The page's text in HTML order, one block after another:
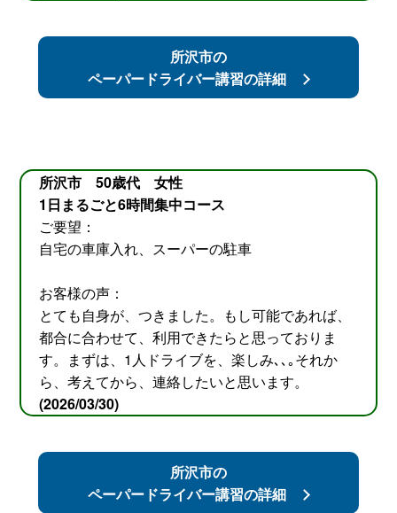
所沢市の
ペーパードライバー講習の詳細
所沢市 50歳代 女性
1日まるごと6時間集中コース
ご要望：
自宅の車庫入れ、スーパーの駐車
お客様の声：
とても自身が、つきました。もし可能であれば、
都合に合わせて、利用できたらと思っておりま
す。まずは、1人ドライブを、楽しみ､､｡それか
ら、考えてから、連絡したいと思います。
(2026/03/30)
所沢市の
ペーパードライバー講習の詳細